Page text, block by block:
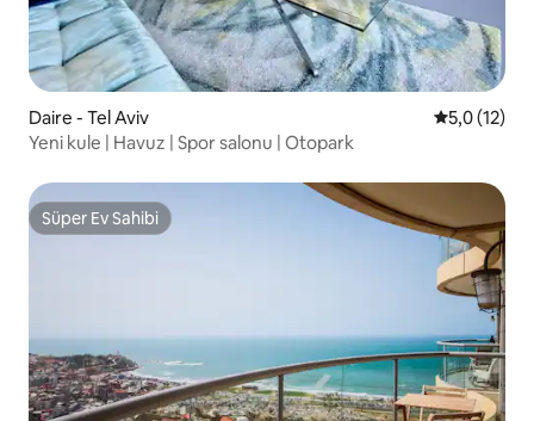
Daire - Tel Aviv 55,0 (12)
Yeni kule | Havuz | Spor salonu | Otopark
Süper Ev Sahibi
Süper Ev Sahibi